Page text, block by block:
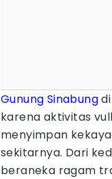
Gunung Sinabung
karena aktivitas
menyimpan
sekitarnya. Dari
beraneka ragam